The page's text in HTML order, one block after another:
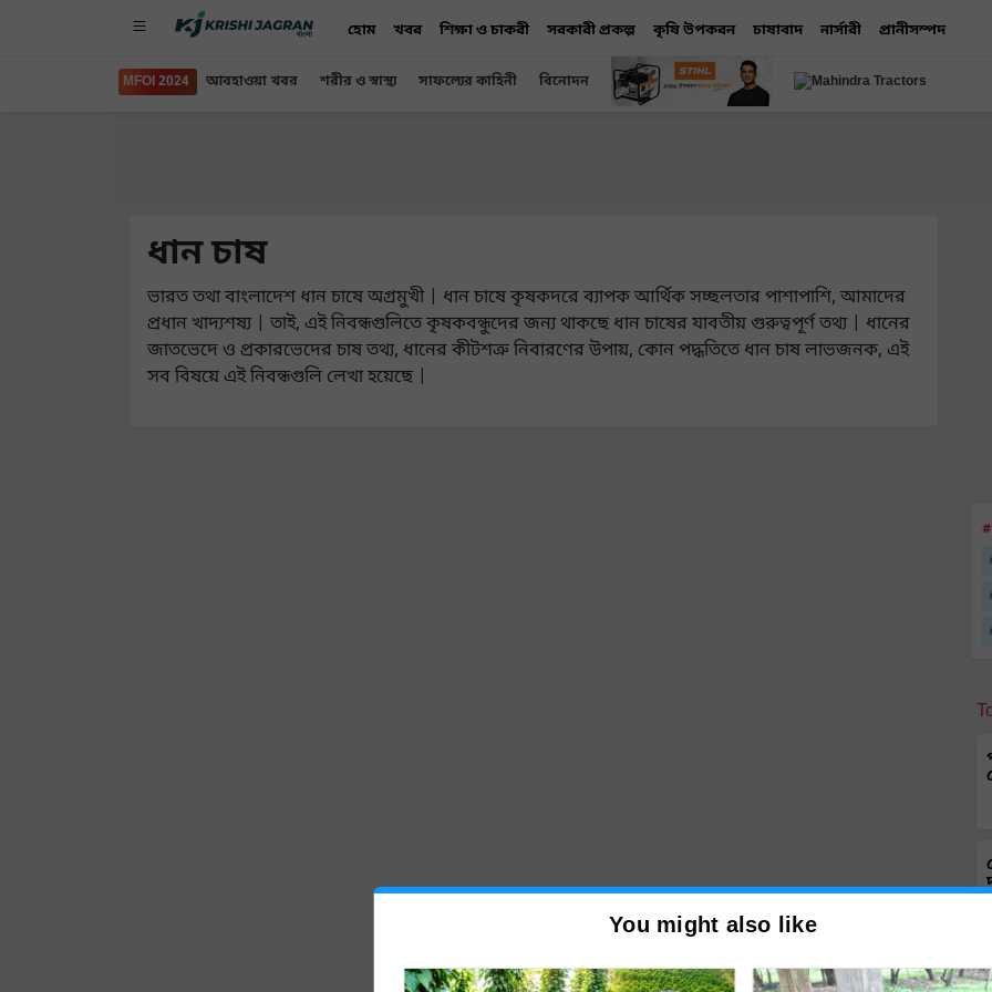
হোম খবর শিক্ষা ও চাকরী সরকারী প্রকল্প কৃষি উপকরন চাষাবাদ নার্সারী প্রানীসম্পদ
MFOI 2024 আবহাওয়া খবর শরীর ও স্বাস্থ্য সাফল্যের কাহিনী বিনোদন
ধান চাষ
ভারত তথা বাংলাদেশ ধান চাষে অগ্রমুখী | ধান চাষে কৃষকদরে ব্যাপক আর্থিক সচ্ছলতার পাশাপাশি, আমাদের
প্রধান খাদ্যশষ্য | তাই, এই নিবন্ধগুলিতে কৃষকবন্ধুদের জন্য থাকছে ধান চাষের যাবতীয় গুরুত্বপূর্ণ তথ্য | ধানের
জাতভেদে ও প্রকারভেদের চাষ তথ্য, ধানের কীটশত্রু নিবারণের উপায়, কোন পদ্ধতিতে ধান চাষ লাভজনক, এই
সব বিষয়ে এই নিবন্ধগুলি লেখা হয়েছে |
You might also like